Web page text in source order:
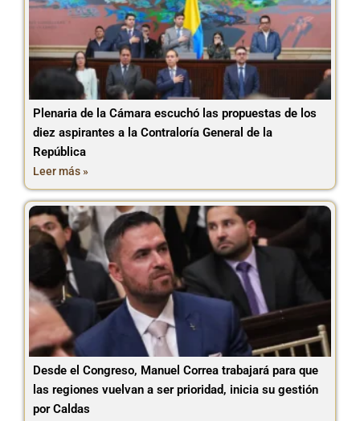
Plenaria de la Cámara escuchó las propuestas de los
diez aspirantes a la Contraloría General de la
República
Leer más »
Desde el Congreso, Manuel Correa trabajará para que
las regiones vuelvan a ser prioridad, inicia su gestión
por Caldas